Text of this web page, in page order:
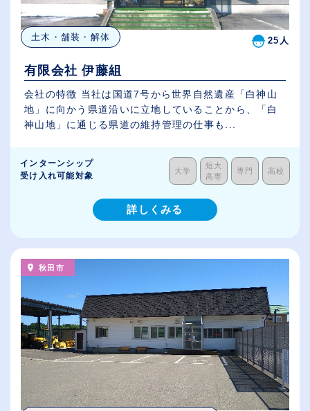
土木・舗装・解体 25人
有限会社 伊藤組
会社の特徴 当社は国道7号から世界自然遺産「白神山
地」に向かう県道沿いに立地していることから、「白
神山地」に通じる県道の維持管理の仕事も...
インターンシップ
受け入れ可能対象
大学
短大
高専
専門 高校
詳しくみる
秋田市